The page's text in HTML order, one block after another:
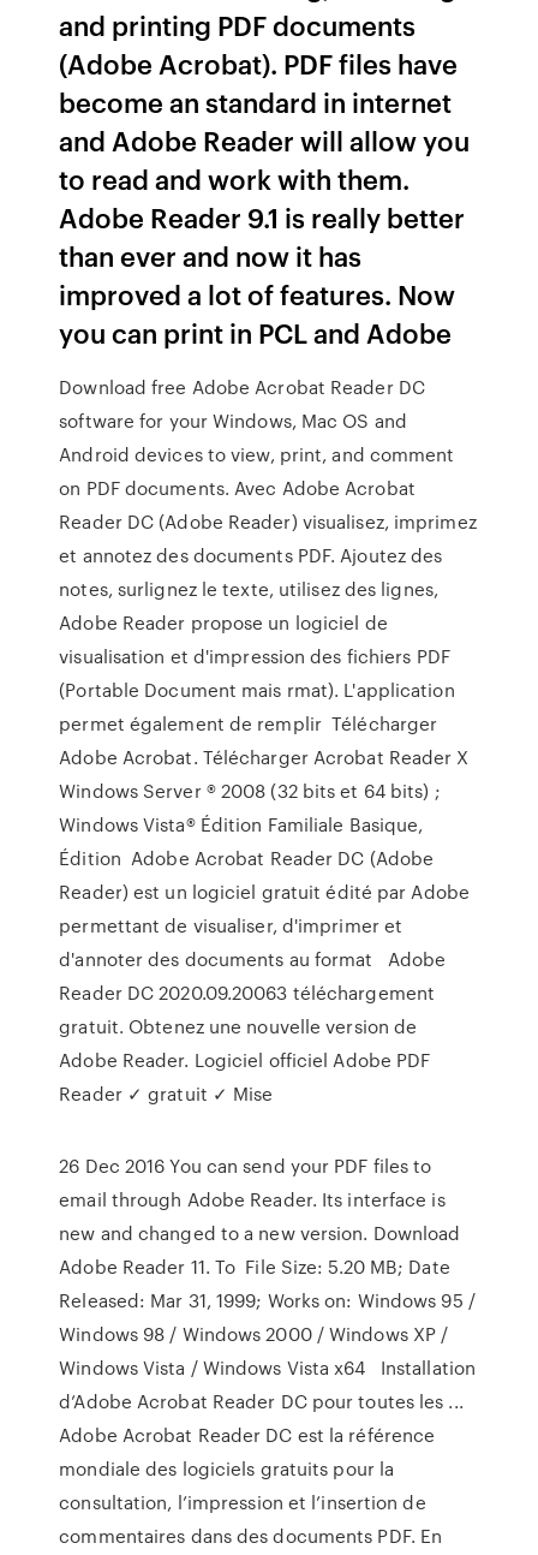
and printing PDF documents
(Adobe Acrobat). PDF files have
become an standard in internet
and Adobe Reader will allow you
to read and work with them.
Adobe Reader 9.1 is really better
than ever and now it has
improved a lot of features. Now
you can print in PCL and Adobe
Download free Adobe Acrobat Reader DC
software for your Windows, Mac OS and
Android devices to view, print, and comment
on PDF documents. Avec Adobe Acrobat
Reader DC (Adobe Reader) visualisez, imprimez
et annotez des documents PDF. Ajoutez des
notes, surlignez le texte, utilisez des lignes,
Adobe Reader propose un logiciel de
visualisation et d'impression des fichiers PDF
(Portable Document mais rmat). L'application
permet également de remplir Télécharger
Adobe Acrobat. Télécharger Acrobat Reader X
Windows Server ® 2008 (32 bits et 64 bits) ;
Windows Vista® Édition Familiale Basique,
Édition Adobe Acrobat Reader DC (Adobe
Reader) est un logiciel gratuit édité par Adobe
permettant de visualiser, d'imprimer et
d'annoter des documents au format Adobe
Reader DC 2020.09.20063 téléchargement
gratuit. Obtenez une nouvelle version de
Adobe Reader. Logiciel officiel Adobe PDF
Reader ✓ gratuit ✓ Mise
26 Dec 2016 You can send your PDF files to
email through Adobe Reader. Its interface is
new and changed to a new version. Download
Adobe Reader 11. To File Size: 5.20 MB; Date
Released: Mar 31, 1999; Works on: Windows 95 /
Windows 98 / Windows 2000 / Windows XP /
Windows Vista / Windows Vista x64 Installation
d’Adobe Acrobat Reader DC pour toutes les ...
Adobe Acrobat Reader DC est la référence
mondiale des logiciels gratuits pour la
consultation, l’impression et l’insertion de
commentaires dans des documents PDF. En